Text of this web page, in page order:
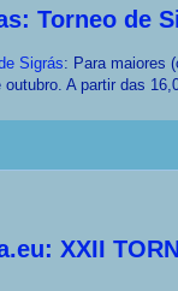
Torneo de
Sigrás: Para maiores
A partir das
XXII